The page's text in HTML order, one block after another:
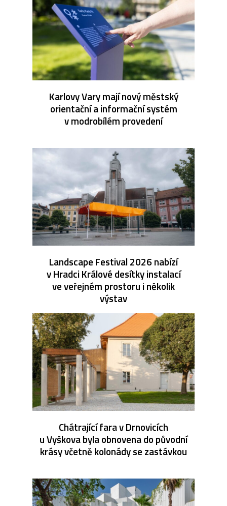
Karlovy Vary mají nový městský
orientační a informační systém
v modrobílém provedení
Landscape Festival 2026 nabízí
v Hradci Králové desítky instalací
ve veřejném prostoru i několik
výstav
Chátrající fara v Drnovicích
u Vyškova byla obnovena do původní
krásy včetně kolonády se zastávkou